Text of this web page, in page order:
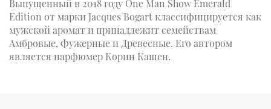
Выпущенный в 2018 году One Man Show Emerald
Edition от марки Jacques Bogart классифицируется как
мужской аромат и принадлежит семействам
Амбровые, Фужерные и Древесные. Его автором
является парфюмер Корин Кашен.